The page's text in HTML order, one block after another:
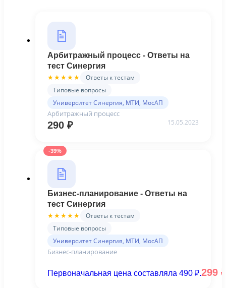
Арбитражный процесс - Ответы на
тест Синергия
★★★★★
Ответы к тестам
Типовые вопросы
Университет Синергия, МТИ, МосАП
Арбитражный процесс
290 ₽ 15.05.2023
-39%
Бизнес-планирование - Ответы на
тест Синергия
★★★★★
Ответы к тестам
Типовые вопросы
Университет Синергия, МТИ, МосАП
Бизнес-планирование
Первоначальная цена составляла 490 ₽.299